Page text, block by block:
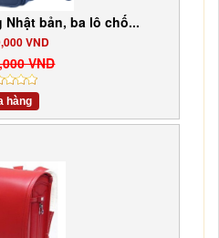
bản, ba lô chố...
VND
VND
hàng